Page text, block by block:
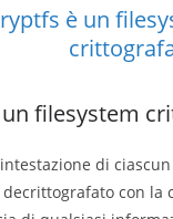
un filesystem
di
con